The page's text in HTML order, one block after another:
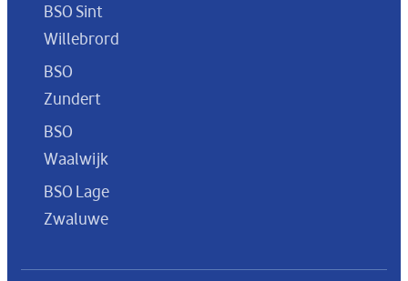
BSO Sint
Willebrord
BSO
Zundert
BSO
Waalwijk
BSO Lage
Zwaluwe